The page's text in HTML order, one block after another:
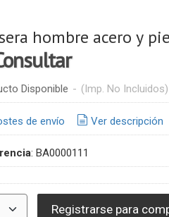
hombre acero y
Disponible - (Imp. No Incluidos)
de envío Ver descripción
: BA0000111
Registrarse para